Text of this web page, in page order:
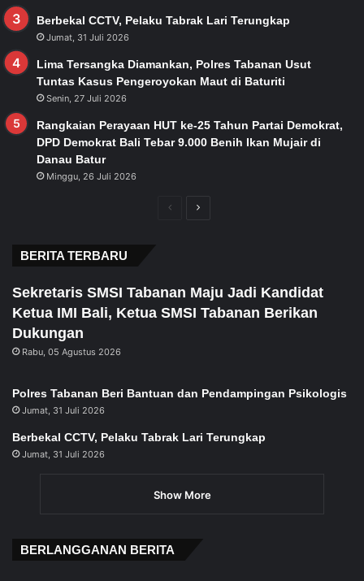
Berbekal CCTV, Pelaku Tabrak Lari Terungkap
Jumat, 31 Juli 2026
Lima Tersangka Diamankan, Polres Tabanan Usut
Tuntas Kasus Pengeroyokan Maut di Baturiti
Senin, 27 Juli 2026
Rangkaian Perayaan HUT ke-25 Tahun Partai Demokrat,
DPD Demokrat Bali Tebar 9.000 Benih Ikan Mujair di
Danau Batur
Minggu, 26 Juli 2026
PreviousNext
BERITA TERBARU
Sekretaris SMSI Tabanan Maju Jadi Kandidat
Ketua IMI Bali, Ketua SMSI Tabanan Berikan
Dukungan
Rabu, 05 Agustus 2026
Polres Tabanan Beri Bantuan dan Pendampingan Psikologis
Jumat, 31 Juli 2026
Berbekal CCTV, Pelaku Tabrak Lari Terungkap
Jumat, 31 Juli 2026
Show More
BERLANGGANAN BERITA